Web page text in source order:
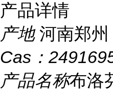
产品详情
产地 河南郑州
Cas：
产品名称布洛